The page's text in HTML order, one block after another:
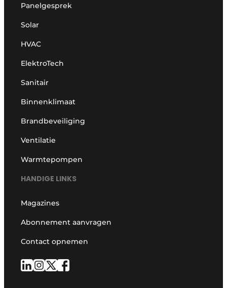
Panelgesprek
Solar
HVAC
ElektroTech
Sanitair
Binnenklimaat
Brandbeveiliging
Ventilatie
Warmtepompen
HANDIGE LINKS
Magazines
Abonnement aanvragen
Contact opnemen